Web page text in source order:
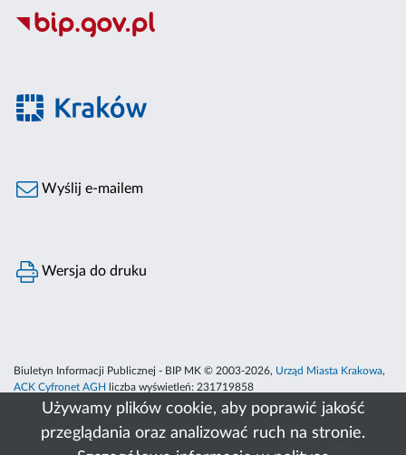
Używamy plików cookie, aby poprawić jakość
przeglądania oraz analizować ruch na stronie.
Wyślij e-mailem
Wersja do druku
Biuletyn Informacji Publicznej - BIP MK © 2003-2026, Urząd Miasta Krakowa,
ACK Cyfronet AGH
liczba wyświetleń: 231719858